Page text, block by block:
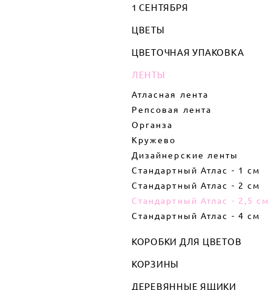
1 СЕНТЯБРЯ
ЦВЕТЫ
ЦВЕТОЧНАЯ УПАКОВКА
ЛЕНТЫ
Атласная лента
Репсовая лента
Органза
Кружево
Дизайнерские ленты
Стандартный Атлас - 1 см
Стандартный Атлас - 2 см
Стандартный Атлас - 2,5 см
Стандартный Атлас - 4 см
КОРОБКИ ДЛЯ ЦВЕТОВ
КОРЗИНЫ
ДЕРЕВЯННЫЕ ЯЩИКИ